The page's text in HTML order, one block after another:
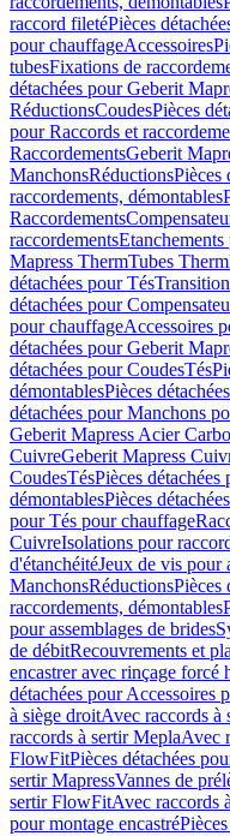
raccord filetéPièces
pour chauffageAccessoires
tubesFixations de
détachées pour Geberit
RéductionsCoudesPièces
pour Raccords et
RaccordementsGeberit
ManchonsRéductionsPièces
raccordements, démontables
Raccordements
raccordements
Mapress ThermTubes Therm
détachées pour Tés
détachées pour
pour chauffageAccessoires
détachées pour Geberit
détachées pour CoudesTés
démontablesPièces
détachées pour Manchons
Geberit Mapress Acier
CuivreGeberit Mapress
CoudesTésPièces détachées
démontablesPièces
pour Tés pour chauffage
CuivreIsolations pour
d'étanchéitéJeux de vis pour
ManchonsRéductionsPièces
raccordements, démontables
pour assemblages de brides
de débitRecouvrements et
encastrer avec rinçage forcé
détachées pour Accessoires
à siège droitAvec raccords à
raccords à sertir MeplaAvec
FlowFitPièces détachées
sertir MapressVannes de
sertir FlowFitAvec raccords
pour montage encastré